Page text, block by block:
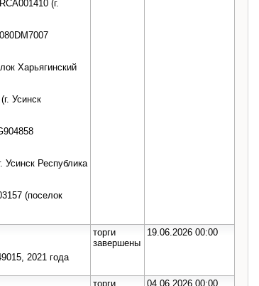
(г.
Харьягинский
Усинск
Усинск Республика
(поселок
2021 года
торги
завершены
19.06.2026 00:00
торги
04.06.2026 00:00